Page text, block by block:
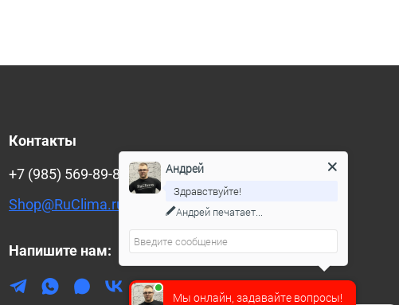
Контакты
+7 (985) 569-89-88
Shop@RuClima.ru
Напишите нам:
Мы онлайн, задавайте вопросы!
Андрей
Здравствуйте!
Андрей печатает...